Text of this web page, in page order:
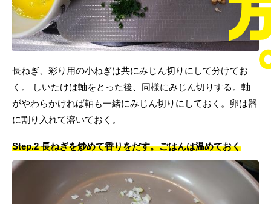
長ねぎ、彩り用の小ねぎは共にみじん切りにして分けてお
く。 しいたけは軸をとった後、同様にみじん切りする。軸
がやわらかければ軸も一緒にみじん切りにしておく。卵は器
に割り入れて溶いておく。
Step.2 長ねぎを炒めて香りをだす。ごはんは温めておく